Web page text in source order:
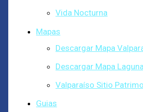
Vida Nocturna
Mapas
Descargar Mapa
Descargar Mapa
Valparaíso Sitio
Guias